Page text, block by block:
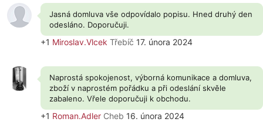
Jasná domluva vše odpovídalo popisu. Hned druhý den
odesláno. Doporučuji.
+1 Miroslav.Vlcek Třebíč 17. února 2024
Naprostá spokojenost, výborná komunikace a domluva,
zboží v naprostém pořádku a při odeslání skvěle
zabaleno. Vřele doporučuji k obchodu.
+1 Roman.Adler Cheb 16. února 2024